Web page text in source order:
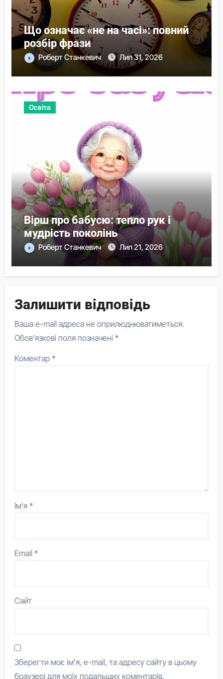
Що означає «не на часі»: повний
розбір фрази
Роберт Станкевич Лип 31, 2026
Освіта
Вірш про бабусю: тепло рук і
мудрість поколінь
Роберт Станкевич Лип 21, 2026
Залишити відповідь
Ваша e-mail адреса не оприлюднюватиметься.
Обов’язкові поля позначені*
Коментар*
Ім'я*
Email*
Сайт
Зберегти моє ім'я, e-mail, та адресу сайту в цьому
браузері для моїх подальших коментарів.